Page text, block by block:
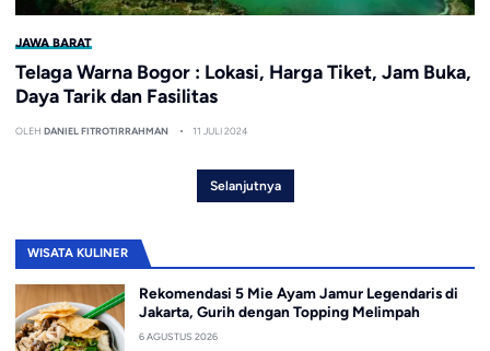
JAWA BARAT
Telaga Warna Bogor : Lokasi, Harga Tiket, Jam Buka,
Daya Tarik dan Fasilitas
OLEH DANIEL FITROTIRRAHMAN 11 JULI 2024
Selanjutnya
WISATA KULINER
Rekomendasi 5 Mie Ayam Jamur Legendaris di
Jakarta, Gurih dengan Topping Melimpah
6 AGUSTUS 2026